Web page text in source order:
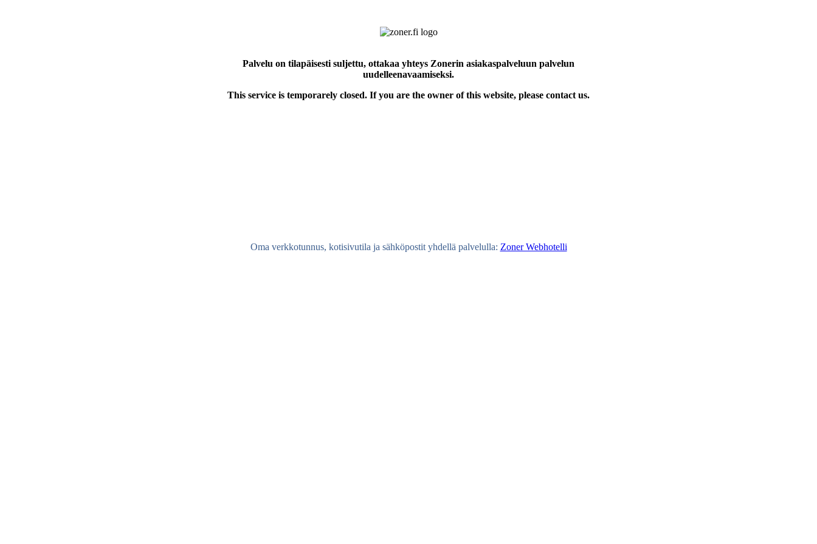
Palvelu on tilapäisesti suljettu, ottakaa yhteys Zonerin asiakaspalveluun palvelun
uudelleenavaamiseksi.
This service is temporarely closed. If you are the owner of this website, please contact us.
Oma verkkotunnus, kotisivutila ja sähköpostit yhdellä palvelulla: Zoner Webhotelli